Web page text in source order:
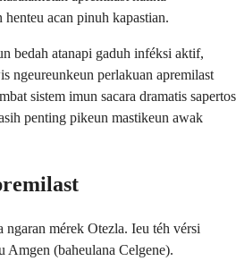
acan pinuh kapastian.
bedah atanapi gaduh inféksi aktif,
ngeureunkeun perlakuan apremilast
sistem imun sacara dramatis sapertos
penting pikeun mastikeun awak
mérek Otezla. Ieu téh vérsi
Amgen (baheulana Celgene).